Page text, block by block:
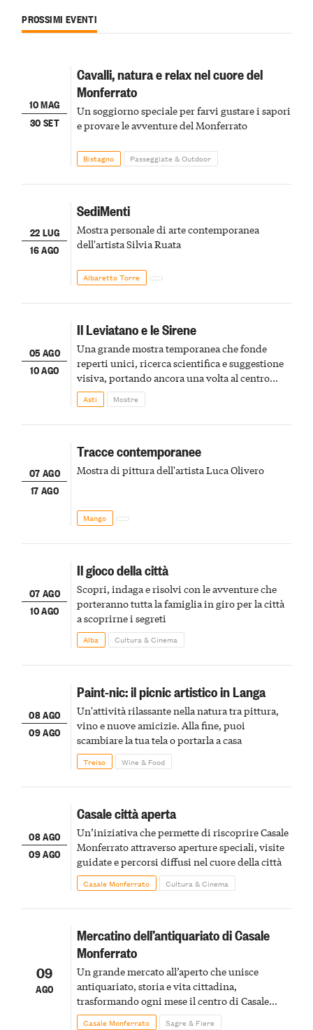
PROSSIMI EVENTI
10 MAG
30 SET
Cavalli, natura e relax nel cuore del
Monferrato
Un soggiorno speciale per farvi gustare i sapori
e provare le avventure del Monferrato
Bistagno Passeggiate & Outdoor
22 LUG
16 AGO
SediMenti
Mostra personale di arte contemporanea
dell'artista Silvia Ruata
Albaretto Torre
05 AGO
10 AGO
Il Leviatano e le Sirene
Una grande mostra temporanea che fonde
reperti unici, ricerca scientifica e suggestione
visiva, portando ancora una volta al centro
della scena le meraviglie del passato astigiano
Asti Mostre
07 AGO
17 AGO
Tracce contemporanee
Mostra di pittura dell'artista Luca Olivero
Mango
07 AGO
10 AGO
Il gioco della città
Scopri, indaga e risolvi con le avventure che
porteranno tutta la famiglia in giro per la città
a scoprirne i segreti
Alba Cultura & Cinema
08 AGO
09 AGO
Paint-nic: il picnic artistico in Langa
Un'attività rilassante nella natura tra pittura,
vino e nuove amicizie. Alla fine, puoi
scambiare la tua tela o portarla a casa
Treiso Wine & Food
08 AGO
09 AGO
Casale città aperta
Un’iniziativa che permette di riscoprire Casale
Monferrato attraverso aperture speciali, visite
guidate e percorsi diffusi nel cuore della città
Casale Monferrato Cultura & Cinema
09
AGO
Mercatino dell’antiquariato di Casale
Monferrato
Un grande mercato all’aperto che unisce
antiquariato, storia e vita cittadina,
trasformando ogni mese il centro di Casale
Monferrato in un luogo di scoperta e racconto
Casale Monferrato Sagre & Fiere